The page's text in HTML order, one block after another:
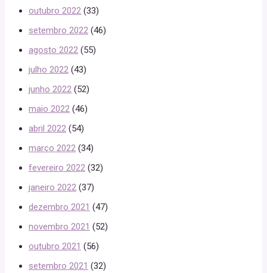
outubro 2022 (33)
setembro 2022 (46)
agosto 2022 (55)
julho 2022 (43)
junho 2022 (52)
maio 2022 (46)
abril 2022 (54)
março 2022 (34)
fevereiro 2022 (32)
janeiro 2022 (37)
dezembro 2021 (47)
novembro 2021 (52)
outubro 2021 (56)
setembro 2021 (32)